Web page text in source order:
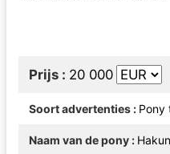
Prijs 20 000
Soort advertenties Pony
Naam van de pony